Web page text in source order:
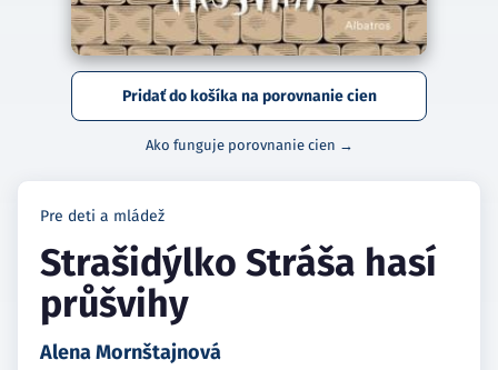
Pridať do košíka na porovnanie cien
Ako funguje porovnanie cien →
Pre deti a mládež
Strašidýlko Stráša hasí
průšvihy
Alena Mornštajnová